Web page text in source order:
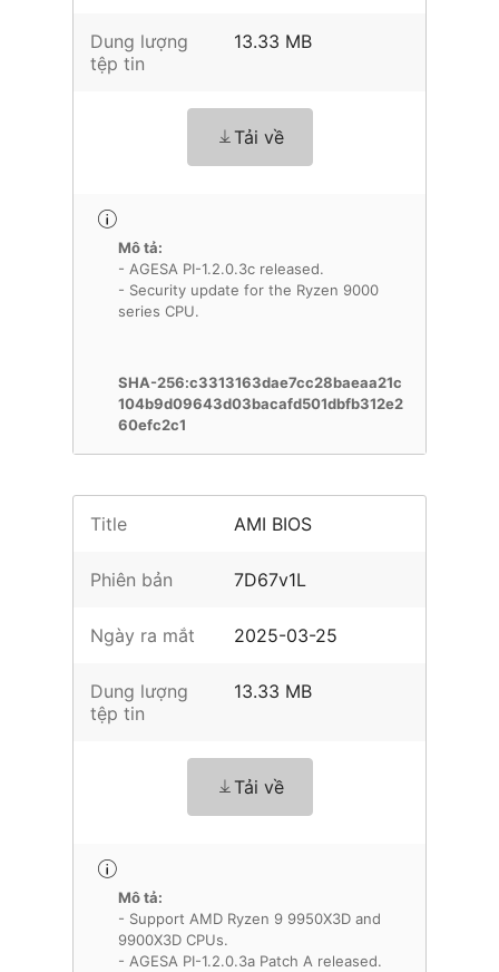
Dung lượng
tệp tin
13.33 MB
Tải về
Mô tả:
- AGESA PI-1.2.0.3c released.
- Security update for the Ryzen 9000
series CPU.
SHA-256:c3313163dae7cc28baeaa21c
104b9d09643d03bacafd501dbfb312e2
60efc2c1
Title AMI BIOS
Phiên bản 7D67v1L
Ngày ra mắt 2025-03-25
Dung lượng
tệp tin
13.33 MB
Tải về
Mô tả:
- Support AMD Ryzen 9 9950X3D and
9900X3D CPUs.
- AGESA PI-1.2.0.3a Patch A released.